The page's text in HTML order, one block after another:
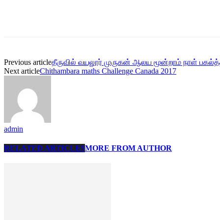
Previous articleதீருவில் வயலூர் முருகன் ஆலய மூன்றாம் நாள்
Next articleChithambara maths Challenge Canada 2017
admin
RELATED ARTICLESMORE FROM AUTHOR